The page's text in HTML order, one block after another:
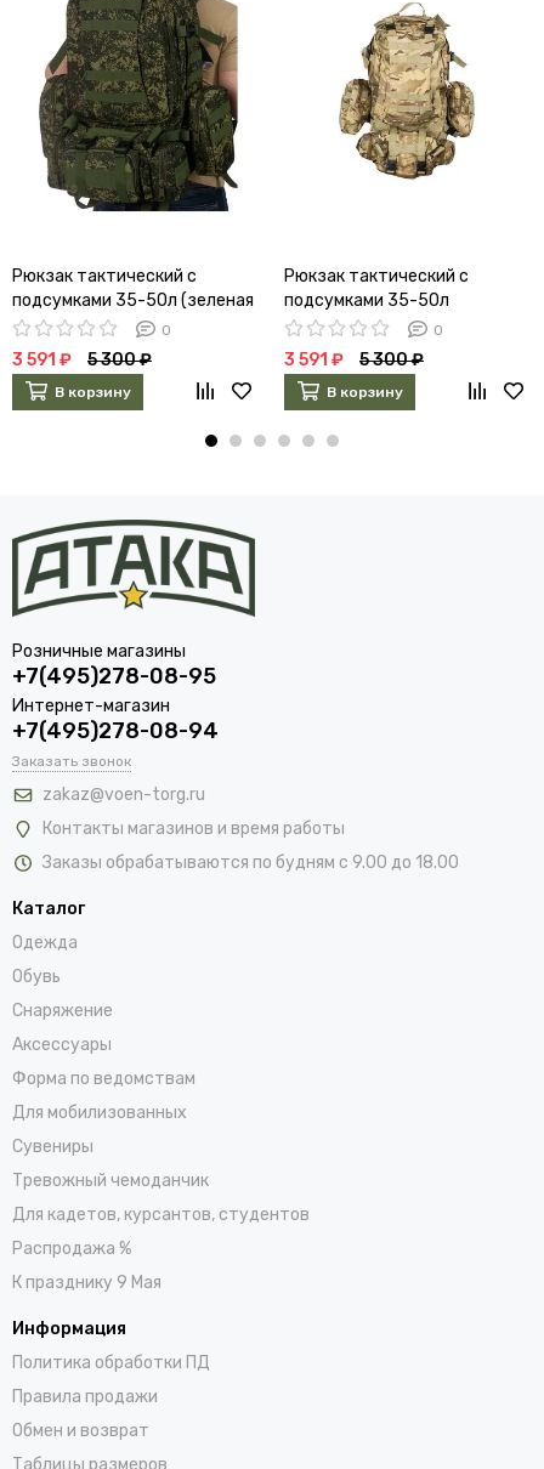
Рюкзак тактический с
подсумками 35-50л (зеленая
цифра)
0
3 591 ₽ 5 300 ₽
В корзину
Рюкзак тактический с
подсумками 35-50л
(мультикам)
0
3 591 ₽ 5 300 ₽
В корзину
Розничные магазины
+7(495)278-08-95
Интернет-магазин
+7(495)278-08-94
Заказать звонок
zakaz@voen-torg.ru
Контакты магазинов и время работы
Заказы обрабатываются по будням с 9.00 до 18.00
Каталог
Одежда
Обувь
Снаряжение
Аксессуары
Форма по ведомствам
Для мобилизованных
Сувениры
Тревожный чемоданчик
Для кадетов, курсантов, студентов
Распродажа %
К празднику 9 Мая
Информация
Политика обработки ПД
Правила продажи
Обмен и возврат